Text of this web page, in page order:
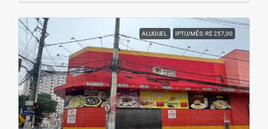
ALUGUEL IPTU/MÊS: R$ 257,00